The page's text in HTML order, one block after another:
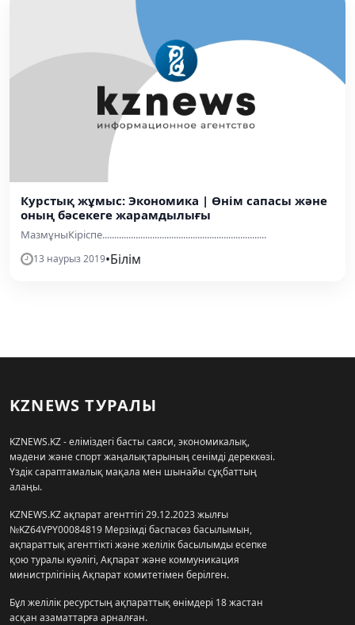
Курстық жұмыс: Экономика | Өнім сапасы және
оның бәсекеге жарамдылығы
МазмұныКіріспе.....................................................................
13 наурыз 2019•Білім
KZNEWS ТУРАЛЫ
KZNEWS.KZ - еліміздегі басты саяси, экономикалық,
мәдени және спорт жаңалықтарының сенімді дереккөзі.
Үздік сараптамалық мақала мен шынайы сұқбаттың
алаңы.
KZNEWS.KZ ақпарат агенттігі 29.12.2023 жылғы
№KZ64VPY00084819 Мерзімді баспасөз басылымын,
ақпараттық агенттікті және желілік басылымды есепке
қою туралы куәлігі, Ақпарат және коммуникация
министрлігінің Ақпарат комитетімен берілген.
Бұл желілік ресурстың ақпараттық өнімдері 18 жастан
асқан азаматтарға арналған.